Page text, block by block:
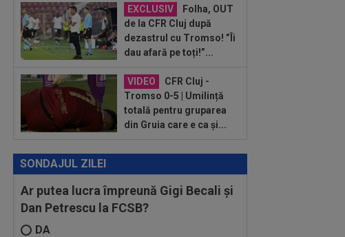
19:45 VIDEO
Ce remontada! În
minutul 80, erau conduși cu 1-3, însă
finalul a fost ”nebun”...
EXCLUSIV
Folha, OUT
de la CFR Cluj după
dezastrul cu Tromso! ”Îi
dau afară pe toți!”...
VIDEO
CFR Cluj -
Tromso 0-5 | Umilință
totală pentru gruparea
din Gruia care e ca și...
SONDAJUL ZILEI
Ar putea lucra împreună Gigi Becali și
Dan Petrescu la FCSB?
DA